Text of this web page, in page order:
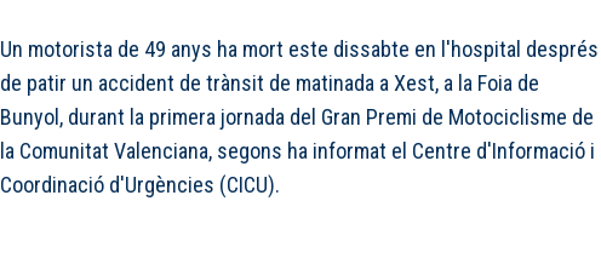
Un motorista de 49 anys ha mort este dissabte en l'hospital després
de patir un accident de trànsit de matinada a Xest, a la Foia de
Bunyol, durant la primera jornada del Gran Premi de Motociclisme de
la Comunitat Valenciana, segons ha informat el Centre d'Informació i
Coordinació d'Urgències (CICU).